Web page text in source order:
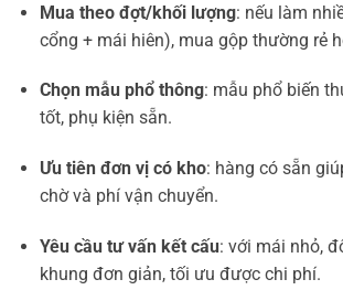
Mua theo đợt/khối lượng: nếu làm
cổng + mái hiên), mua gộp thường rẻ
Chọn mẫu phổ thông: mẫu phổ biến
tốt, phụ kiện sẵn.
Ưu tiên đơn vị có kho: hàng có sẵn
chờ và phí vận chuyển.
Yêu cầu tư vấn kết cấu: với mái nhỏ,
khung đơn giản, tối ưu được chi phí.